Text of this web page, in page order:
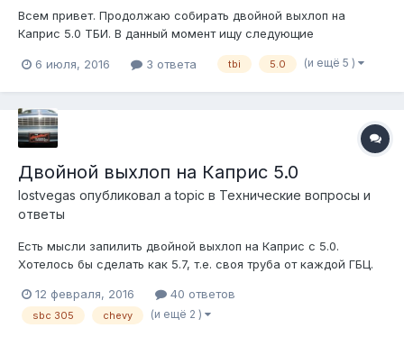
Всем привет. Продолжаю собирать двойной выхлоп на
Каприс 5.0 ТБИ. В данный момент ищу следующие
котором через резинки висит резонатор. Сами резинки тоже
Каприсе на 5.0 ТБИ, б/у в хо...
6 июля, 2016 3 ответа tbi 5.0 (и ещё 5 )
Двойной выхлоп на Каприс 5.0
lostvegas опубликовал a topic в Технические вопросы и
ответы
Есть мысли запилить двойной выхлоп на Каприс с 5.0.
Хотелось бы сделать как 5.7, т.е. своя труба от каждой ГБЦ.
осуществления этой затеи. Насколько подойдет выхлоп от
ТБИ 5.7, Импалы, Роадмастера? Нужно ли делать Н-пайп или
12 февраля, 2016 40 ответов
sbc 305 chevy (и ещё 2 )